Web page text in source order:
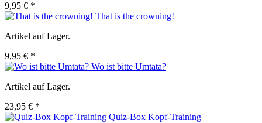
9,95 € *
That is the crowning!
Artikel auf Lager.
9,95 € *
Wo ist bitte Umtata?
Artikel auf Lager.
23,95 € *
Quiz-Box Kopf-Training